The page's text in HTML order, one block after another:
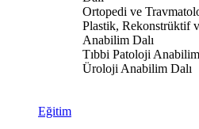
Ortopedi ve
Plastik, Rekonstrüktif
Anabilim Dalı
Tıbbi Patoloji
Üroloji Anabilim Dalı
Eğitim